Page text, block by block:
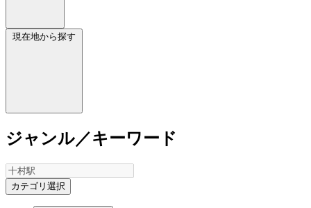
現在地から探す
ジャンル／キーワード
カテゴリ選択